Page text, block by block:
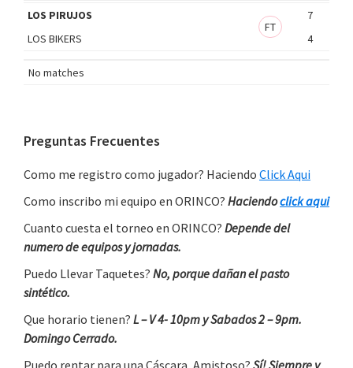
LOS PIRUJOS
7
FT
LOS BIKERS
4
No matches
Primary
Sidebar
Preguntas Frecuentes
Como me registro como jugador? Haciendo Click Aqui
Como inscribo mi equipo en ORINCO? Haciendoclick aqui
Cuanto cuesta el torneo en ORINCO? Depende del
numero de equipos y jornadas.
Puedo Llevar Taquetes? No, porque dañan el pasto
sintético.
Que horario tienen? L – V 4- 10pm y Sabados 2 – 9pm.
Domingo Cerrado.
Puedo rentar para una Cáscara, Amistoso? Sí! Siempre y